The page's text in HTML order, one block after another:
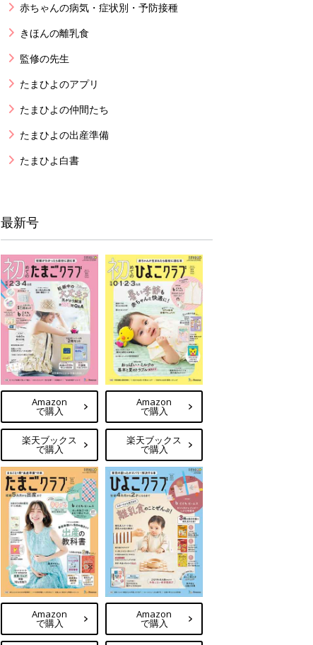
赤ちゃんの病気・症状別・予防接種
きほんの離乳食
監修の先生
たまひよのアプリ
たまひよの仲間たち
たまひよの出産準備
たまひよ白書
最新号
Amazon
で購入
楽天ブックス
で購入
Amazon
で購入
楽天ブックス
で購入
Amazon
で購入
Amazon
で購入